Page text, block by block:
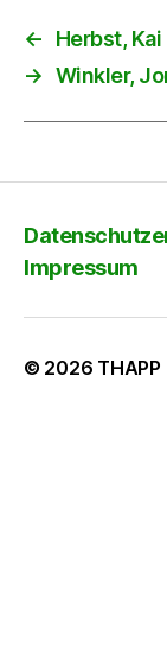
←
Herbst, Kai
→ Winkler,
Impressum
© 2026 THAPP